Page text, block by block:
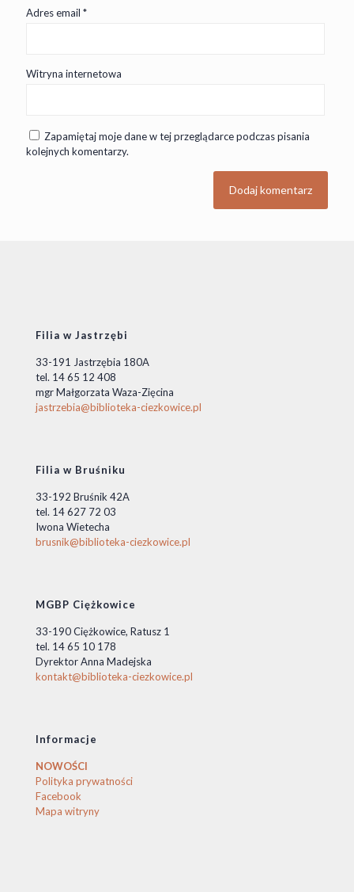
Adres email *
Witryna internetowa
Zapamiętaj moje dane w tej przeglądarce podczas pisania
kolejnych komentarzy.
Filia w Jastrzębi
33-191 Jastrzębia 180A
tel. 14 65 12 408
mgr Małgorzata Waza-Zięcina
jastrzebia@biblioteka-ciezkowice.pl
Filia w Bruśniku
33-192 Bruśnik 42A
tel. 14 627 72 03
Iwona Wietecha
brusnik@biblioteka-ciezkowice.pl
MGBP Ciężkowice
33-190 Ciężkowice, Ratusz 1
tel. 14 65 10 178
Dyrektor Anna Madejska
kontakt@biblioteka-ciezkowice.pl
Informacje
NOWOŚCI
Polityka prywatności
Facebook
Mapa witryny